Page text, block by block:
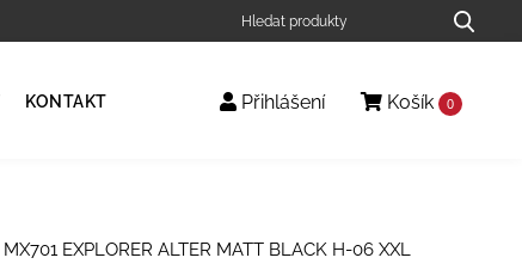
KONTAKT Přihlášení Košík 0
EXPLORER ALTER MATT BLACK H-06 XXL